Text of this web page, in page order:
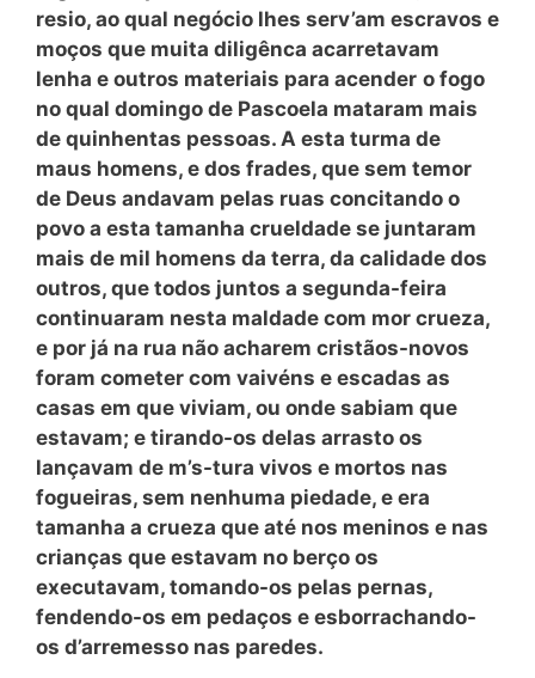
resio, ao qual negócio lhes serv’am escravos e
moços que muita diligênca acarretavam
lenha e outros materiais para acender o fogo
no qual domingo de Pascoela mataram mais
de quinhentas pessoas. A esta turma de
maus homens, e dos frades, que sem temor
de Deus andavam pelas ruas concitando o
povo a esta tamanha crueldade se juntaram
mais de mil homens da terra, da calidade dos
outros, que todos juntos a segunda-feira
continuaram nesta maldade com mor crueza,
e por já na rua não acharem cristãos-novos
foram cometer com vaivéns e escadas as
casas em que viviam, ou onde sabiam que
estavam; e tirando-os delas arrasto os
lançavam de m’s-tura vivos e mortos nas
fogueiras, sem nenhuma piedade, e era
tamanha a crueza que até nos meninos e nas
crianças que estavam no berço os
executavam, tomando-os pelas pernas,
fendendo-os em pedaços e esborrachando-
os d’arremesso nas paredes.